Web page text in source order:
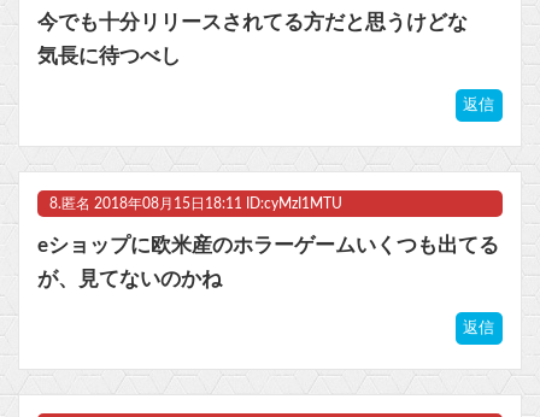
今でも十分リリースされてる方だと思うけどな
気長に待つべし
返信
8. 匿名 2018年08月15日18:11 ID:cyMzI1MTU
eショップに欧米産のホラーゲームいくつも出てる
が、見てないのかね
返信